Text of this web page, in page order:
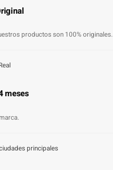
productos son 100% originales.
meses
principales